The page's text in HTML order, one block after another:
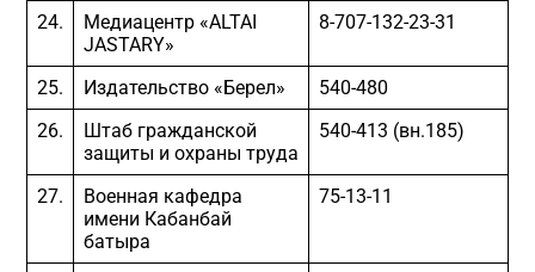
24.
Медиацентр «ALTAI
JASTARY»
8-707-132-23-31
25. Издательство «Берел»
540-480
26.
Штаб гражданской
защиты и охраны труда
540-413 (вн.185)
27.
Военная кафедра
имени Кабанбай
батыра
75-13-11